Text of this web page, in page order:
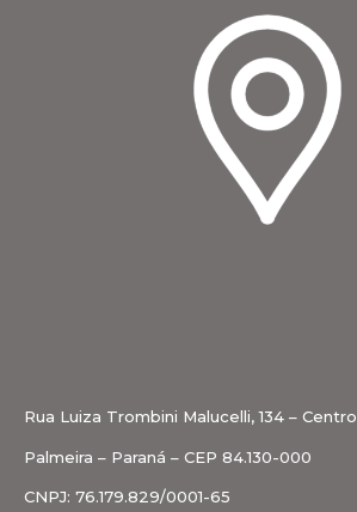
Rua Luiza Trombini Malucelli, 134 – Centro
Palmeira – Paraná – CEP 84.130-000
CNPJ: 76.179.829/0001-65